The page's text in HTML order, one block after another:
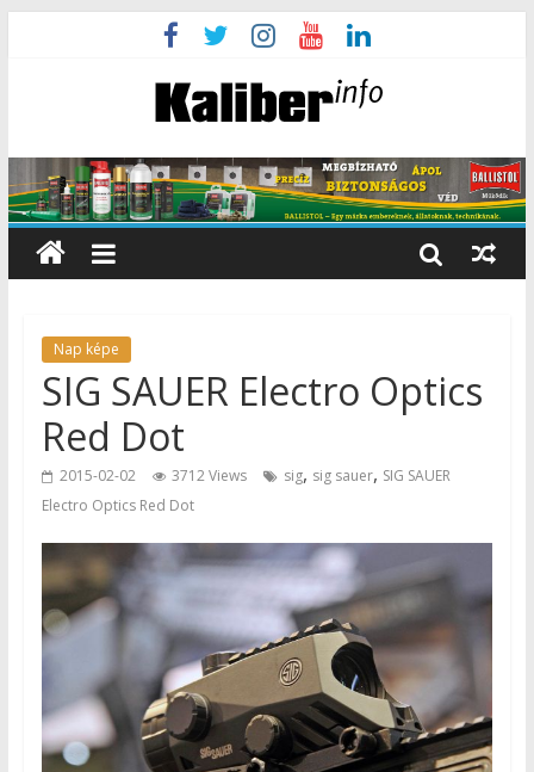
Nap képe
SIG SAUER Electro Optics
Red Dot
2015-02-02 3712 Views sig, sig sauer, SIG SAUER
Electro Optics Red Dot